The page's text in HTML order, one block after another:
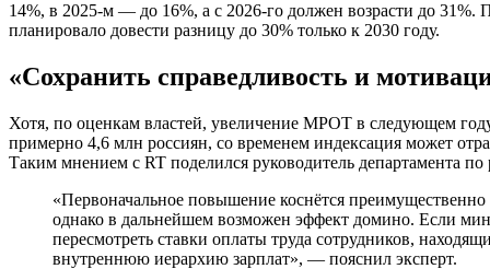
14%, в 2025-м — до 16%, а с 2026-го должен возрасти до
планировало довести разницу до 30% только к 2030 году.
«Сохранить справедливость и
Хотя, по оценкам властей, увеличение МРОТ в следующем
примерно 4,6 млн россиян, со временем индексация может
Таким мнением с RT поделился руководитель департамента
«Первоначальное повышение коснётся преимущественно тех, кто работает на минимальном окладе,
однако в дальнейшем возможен эффект домино. Если
пересмотреть ставки оплаты труда сотрудников,
внутреннюю иерархию зарплат», — пояснил эксперт.